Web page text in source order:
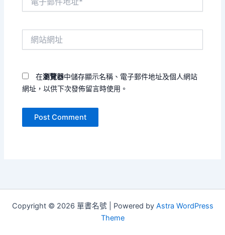
在瀏覽器中儲存顯示名稱、電子郵件地址及個人網站
網址，以供下次發佈留言時使用。
Copyright © 2026 單書名號 | Powered by Astra WordPress
Theme